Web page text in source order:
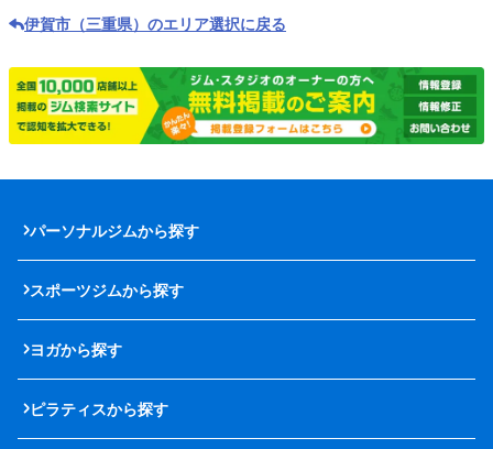
伊賀市（三重県）のエリア選択に戻る
パーソナルジムから探す
スポーツジムから探す
ヨガから探す
ピラティスから探す